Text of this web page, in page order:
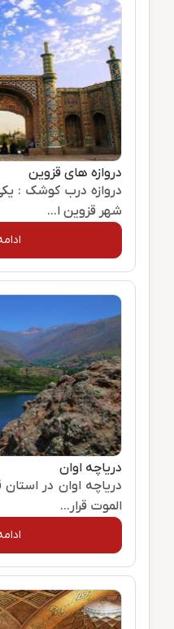
دروازه های قزوین
دروازه درب کوشک :
شهر قزوین ا...
دریاچه اوان
دریاچه اوان در
الموت قرار...